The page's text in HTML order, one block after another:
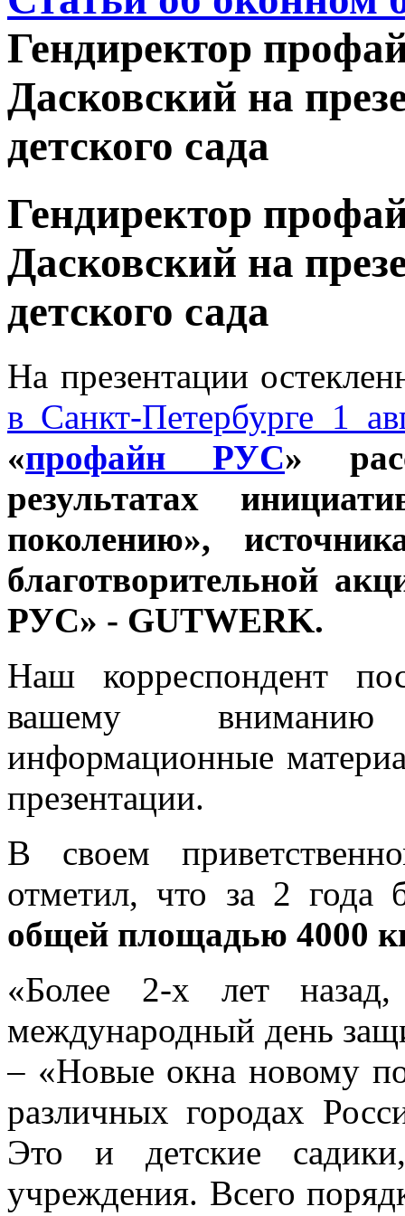
Гендиректор
Дасковский на
детского сада
Гендиректор
Дасковский на
детского сада
На презентации
в Санкт-Петербурге 1
«профайн РУС»
результатах
поколению»,
благотворительной
РУС» - GUTWERK.
Наш корреспондент
вашему вниманию
информационные
презентации.
В своем
отметил, что за 2 года
общей площадью 4000
«Более 2-х лет
международный день
– «Новые окна новому
различных городах
Это и детские
учреждения. Всего